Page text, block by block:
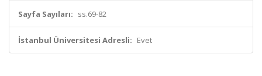
Sayfa Sayıları: ss.69-82
İstanbul Üniversitesi Adresli: Evet